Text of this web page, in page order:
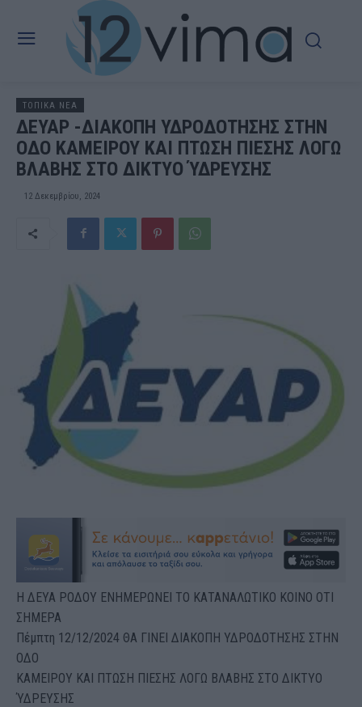
ΤΟΠΙΚΑ ΝΕΑ
ΔΕΥΑΡ -ΔΙΑΚΟΠΗ ΥΔΡΟΔΟΤΗΣΗΣ ΣΤΗΝ
ΟΔΟ ΚΑΜΕΙΡΟΥ ΚΑΙ ΠΤΩΣΗ ΠΙΕΣΗΣ ΛΟΓΩ
ΒΛΑΒΗΣ ΣΤΟ ΔΙΚΤΥΟ ΎΔΡΕΥΣΗΣ
12 Δεκεμβρίου, 2024
H ΔΕΥΑ ΡΟΔΟΥ ΕΝΗΜΕΡΩΝΕΙ ΤΟ ΚΑΤΑΝΑΛΩΤΙΚΟ ΚΟΙΝΟ ΟΤΙ
ΣΗΜΕΡΑ
Πέμπτη 12/12/2024 ΘΑ ΓΙΝΕΙ ΔΙΑΚΟΠΗ ΥΔΡΟΔΟΤΗΣΗΣ ΣΤΗΝ
ΟΔΟ
ΚΑΜΕΙΡΟΥ ΚΑΙ ΠΤΩΣΗ ΠΙΕΣΗΣ ΛΟΓΩ ΒΛΑΒΗΣ ΣΤΟ ΔΙΚΤΥΟ
ΎΔΡΕΥΣΗΣ